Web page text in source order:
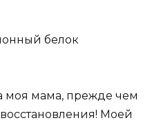
белок
моя мама, прежде чем
Моей